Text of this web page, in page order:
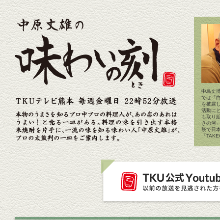
中島丈
では「
を披露
活動に
も取り
きの河
祭で日
「